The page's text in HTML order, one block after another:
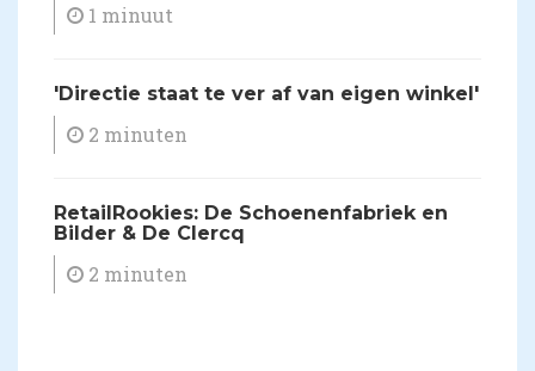
1 minuut
'Directie staat te ver af van eigen winkel'
2 minuten
RetailRookies: De Schoenenfabriek en
Bilder & De Clercq
2 minuten